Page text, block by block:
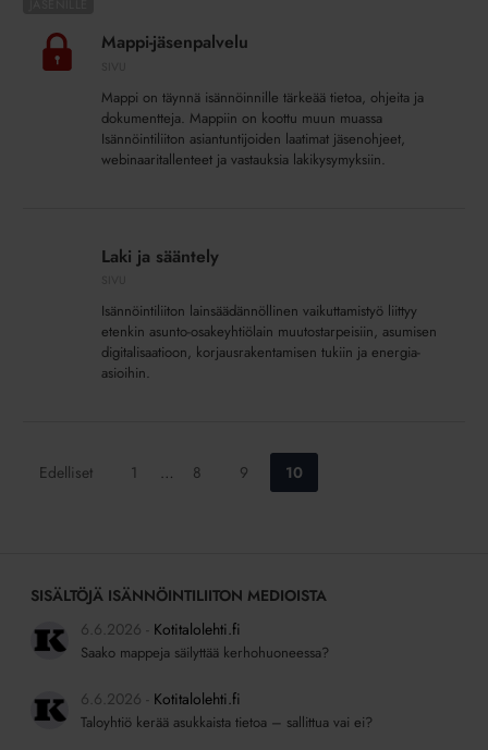
jäsenpalvelu Mappi-jäsenpalvelu
Mappi on täynnä isännöinnille tärkeää tietoa, ohjeita ja
dokumentteja. Mappiin on koottu muun muassa
Isännöintiliiton asiantuntijoiden laatimat jäsenohjeet,
webinaaritallenteet ja vastauksia lakikysymyksiin.
Laki ja sääntely
Isännöintiliiton lainsäädännöllinen vaikuttamistyö liittyy
etenkin asunto-osakeyhtiölain muutostarpeisiin, asumisen
digitalisaatioon, korjausrakentamisen tukiin ja energia-
asioihin.
Edelliset
Siirry
1 …
Siirry
8
Siirry
sivulle:
9
Siirry
sivulle:
10
SISÄLTÖJÄ ISÄNNÖINTILIITON MEDIOISTA
6.6.2026
Kotitalolehti.fi
Saako mappeja säilyttää kerhohuoneessa?
6.6.2026 Kotitalolehti.fi
Taloyhtiö kerää asukkaista tietoa – sallittua vai ei?